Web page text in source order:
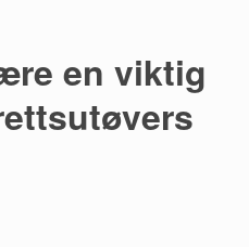
en viktig